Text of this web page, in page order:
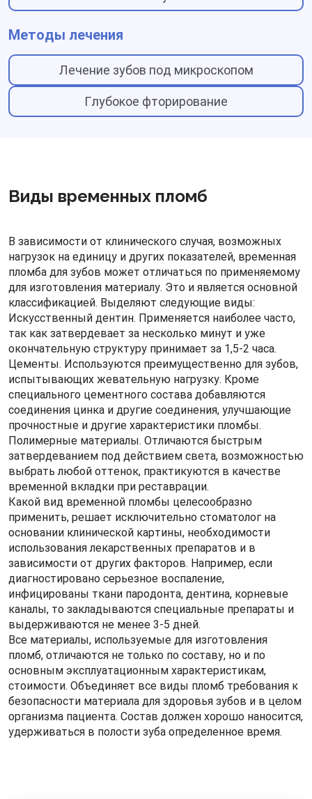
Методы лечения
Лечение зубов под микроскопом
Глубокое фторирование
Виды временных пломб
В зависимости от клинического случая, возможных
нагрузок на единицу и других показателей, временная
пломба для зубов может отличаться по применяемому
для изготовления материалу. Это и является основной
классификацией. Выделяют следующие виды:
Искусственный дентин. Применяется наиболее часто,
так как затвердевает за несколько минут и уже
окончательную структуру принимает за 1,5-2 часа.
Цементы. Используются преимущественно для зубов,
испытывающих жевательную нагрузку. Кроме
специального цементного состава добавляются
соединения цинка и другие соединения, улучшающие
прочностные и другие характеристики пломбы.
Полимерные материалы. Отличаются быстрым
затвердеванием под действием света, возможностью
выбрать любой оттенок, практикуются в качестве
временной вкладки при реставрации.
Какой вид временной пломбы целесообразно
применить, решает исключительно стоматолог на
основании клинической картины, необходимости
использования лекарственных препаратов и в
зависимости от других факторов. Например, если
диагностировано серьезное воспаление,
инфицированы ткани пародонта, дентина, корневые
каналы, то закладываются специальные препараты и
выдерживаются не менее 3-5 дней.
Все материалы, используемые для изготовления
пломб, отличаются не только по составу, но и по
основным эксплуатационным характеристикам,
стоимости. Объединяет все виды пломб требования к
безопасности материала для здоровья зубов и в целом
организма пациента. Состав должен хорошо наносится,
удерживаться в полости зуба определенное время.